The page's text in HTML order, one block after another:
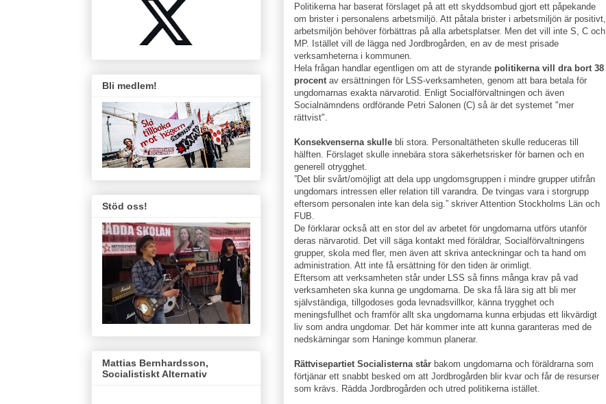
Politikerna har baserat förslaget på att ett skyddsombud gjort ett påpekande
om brister i personalens arbetsmiljö. Att påtala brister i arbetsmiljön är positivt,
arbetsmiljön behöver förbättras på alla arbetsplatser. Men det vill inte S, C och
MP. Istället vill de lägga ned Jordbrogården, en av de mest prisade
verksamheterna i kommunen.
Hela frågan handlar egentligen om att de styrande politikerna vill dra bort 38
procent av ersättningen för LSS-verksamheten, genom att bara betala för
ungdomarnas exakta närvarotid. Enligt Socialförvaltningen och även
Socialnämndens ordförande Petri Salonen (C) så är det systemet "mer
rättvist".
Konsekvenserna skulle bli stora. Personaltätheten skulle reduceras till
hälften. Förslaget skulle innebära stora säkerhetsrisker för barnen och en
generell otrygghet.
”Det blir svårt/omöjligt att dela upp ungdomsgruppen i mindre grupper utifrån
ungdomars intressen eller relation till varandra. De tvingas vara i storgrupp
eftersom personalen inte kan dela sig.” skriver Attention Stockholms Län och
FUB.
De förklarar också att en stor del av arbetet för ungdomarna utförs utanför
deras närvarotid. Det vill säga kontakt med föräldrar, Socialförvaltningens
grupper, skola med fler, men även att skriva anteckningar och ta hand om
administration. Att inte få ersättning för den tiden är orimligt.
Eftersom att verksamheten står under LSS så finns många krav på vad
verksamheten ska kunna ge ungdomarna. De ska få lära sig att bli mer
självständiga, tillgodoses goda levnadsvillkor, känna trygghet och
meningsfullhet och framför allt ska ungdomarna kunna erbjudas ett likvärdigt
liv som andra ungdomar. Det här kommer inte att kunna garanteras med de
nedskärningar som Haninge kommun planerar.
Rättvisepartiet Socialisterna står bakom ungdomarna och föräldrarna som
förtjänar ett snabbt besked om att Jordbrogården blir kvar och får de resurser
som krävs. Rädda Jordbrogården och utred politikerna istället.
Bli medlem!
Stöd oss!
Mattias Bernhardsson,
Socialistiskt Alternativ